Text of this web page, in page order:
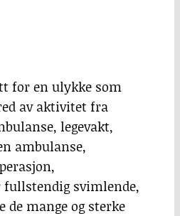
for en ulykke som
av aktivitet fra
legevakt,
ambulanse,
svimlende,
mange og sterke